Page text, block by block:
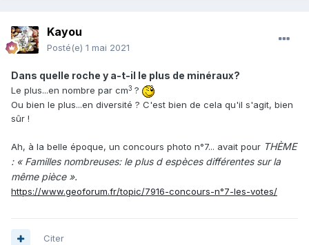
Kayou
Posté(e) 1 mai 2021
Dans quelle roche y a-t-il le plus de minéraux?
Le plus...en nombre par cm3 ?
Ou bien le plus...en diversité ? C'est bien de cela qu'il s'agit, bien
sûr !
Ah, à la belle époque, un concours photo n°7... avait pour THÈME
: « Familles nombreuses: le plus d espèces différentes sur la
même pièce ».
https://www.geoforum.fr/topic/7916-concours-n°7-les-votes/
Citer